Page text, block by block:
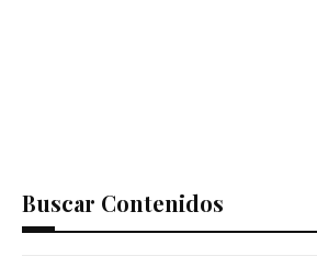
Buscar Contenidos